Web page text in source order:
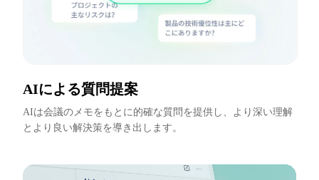
AIによる質問提案
AIは会議のメモをもとに的確な質問を提供し、より深い理解
とより良い解決策を導き出します。